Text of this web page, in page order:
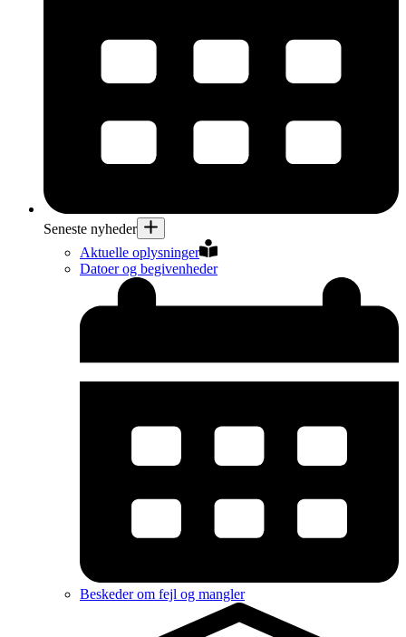
Seneste nyheder
Aktuelle oplysninger
Datoer og begivenheder
Beskeder om fejl og mangler